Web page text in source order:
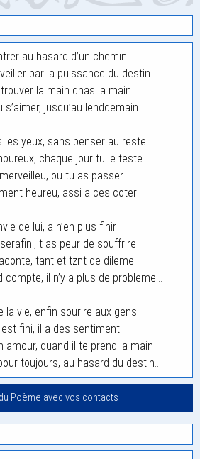
au hasard d’un chemin
par la puissance du destin
la main dnas la main
s’aimer, jusqu’au lenddemain…
les yeux, sans penser au reste
chaque jour tu le teste
ou tu as passer
heureu, assi a ces coter
de lui, a n’en plus finir
t as peur de souffrire
tant et tznt de dileme
compte, il n’y a plus de probleme…
la vie, enfin sourire aux gens
est fini, il a des sentiment
amour, quand il te prend la main
toujours, au hasard du destin…
Poème avec vos contacts